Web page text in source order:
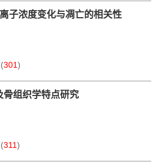
子浓度变化与凋亡的相关性
(301)
骨组织学特点研究
(311)